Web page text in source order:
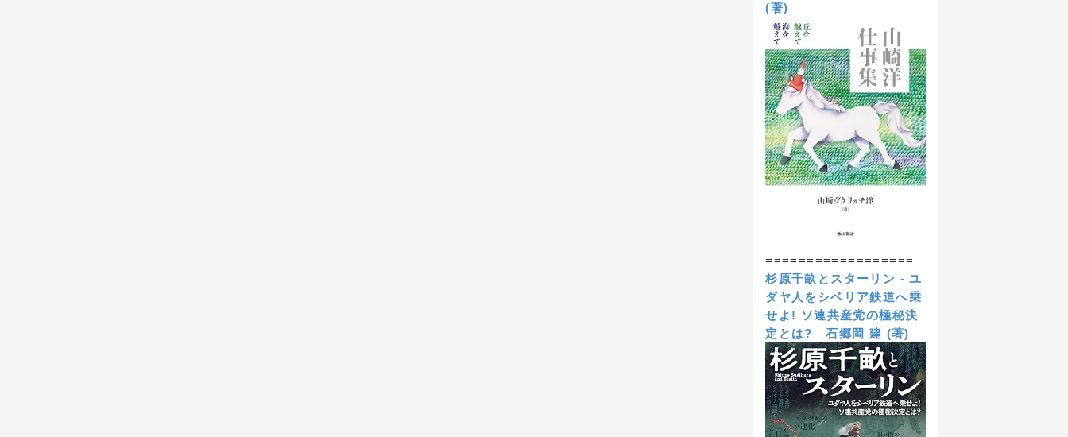
(著)
==================
杉原千畝とスターリン -ユ
ダヤ人をシベリア鉄道へ乗
せよ! ソ連共産党の極秘決
定とは?
石郷岡 建 (著)